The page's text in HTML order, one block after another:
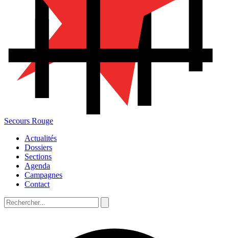
Secours Rouge
Actualités
Dossiers
Sections
Agenda
Campagnes
Contact